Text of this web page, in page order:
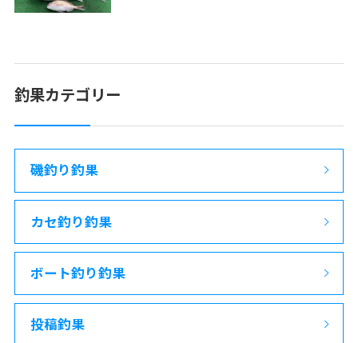
釣果カテゴリー
磯釣り釣果
カセ釣り釣果
ボート釣り釣果
投稿釣果